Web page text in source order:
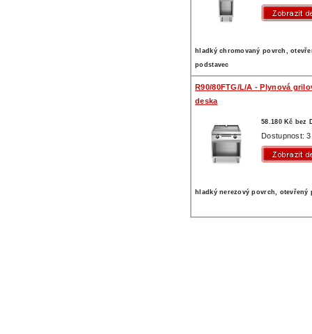
hladký chromovaný povrch,
podstavec
R90/80FTG/L/A - Plynová
deska
58.180 Kč bez
Dostupnost:
hladký nerezový povrch, otevřený